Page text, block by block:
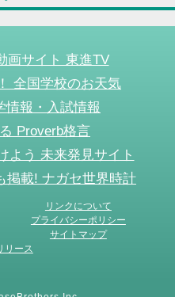
画サイト 東進TV
全国学校のお天気
情報・入試情報
Proverb格言
よう 未来発見サイト
掲載! ナガセ世界時計
リンクについて
プライバシーポリシー
サイトマップ
リース